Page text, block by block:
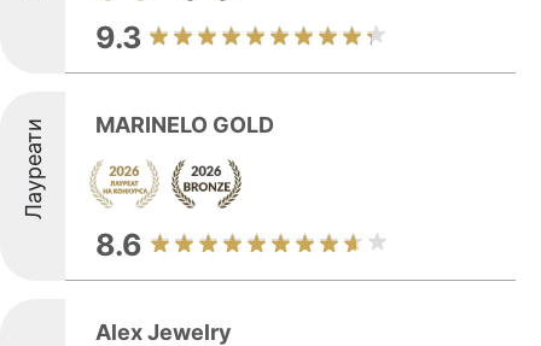
9.3
Лауреати MARINELO GOLD
8.6
Alex Jewelry